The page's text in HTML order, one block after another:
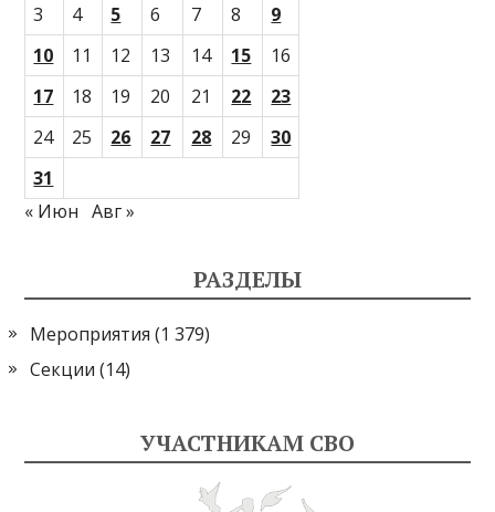
3
4 5 6 7 8
9
10
11 12 13 14 15
16
17
18 19 20 21 22
23
24
25 26 27 28 29
30
31
« Июн
Авг »
РАЗДЕЛЫ
Мероприятия (1 379)
Секции (14)
УЧАСТНИКАМ СВО